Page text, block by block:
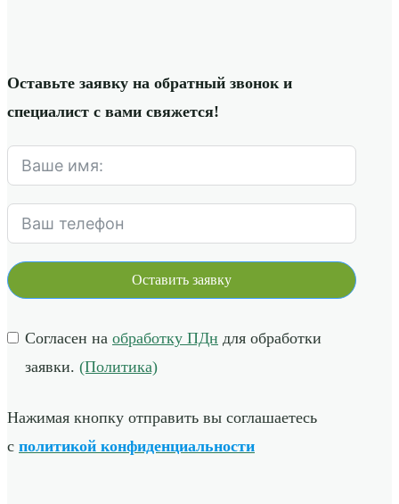
Оставьте заявку на обратный звонок и
специалист с вами свяжется!
Оставить заявку
Согласен на обработку ПДн для обработки
заявки. (Политика)
Нажимая кнопку отправить вы соглашаетесь
с политикой конфиденциальности